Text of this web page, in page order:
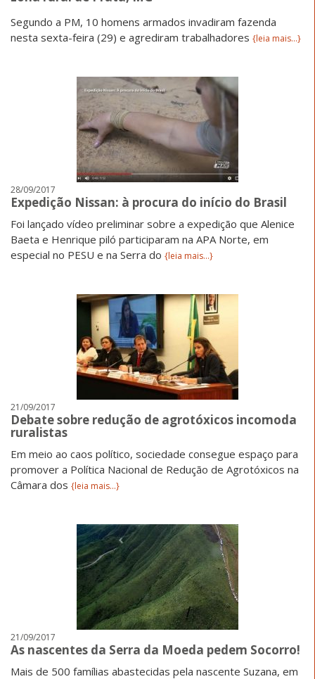
Segundo a PM, 10 homens armados invadiram fazenda
nesta sexta-feira (29) e agrediram trabalhadores {leia mais...}
28/09/2017
Expedição Nissan: à procura do início do Brasil
Foi lançado vídeo preliminar sobre a expedição que Alenice
Baeta e Henrique piló participaram na APA Norte, em
especial no PESU e na Serra do {leia mais...}
21/09/2017
Debate sobre redução de agrotóxicos incomoda
ruralistas
Em meio ao caos político, sociedade consegue espaço para
promover a Política Nacional de Redução de Agrotóxicos na
Câmara dos {leia mais...}
21/09/2017
As nascentes da Serra da Moeda pedem Socorro!
Mais de 500 famílias abastecidas pela nascente Suzana, em